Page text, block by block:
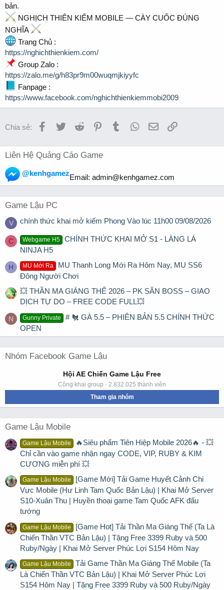
bản.
NGHỊCH THIÊN KIẾM MOBILE — CÀY CUỐC ĐÚNG
NGHĨA
Trang Chủ :
https://nghichthienkiem.com/
Group Zalo :
https://zalo.me/g/h83pr9m00wuqmjkiyyfc
Fanpage :
https://www.facebook.com/nghichthienkiemmobi2009
Chia sẻ: Facebook
TwitterReddit PinterestTumblrWhatsApp
EmailLink
Liên Hệ Quảng Cáo Game
@kenhgamezEmail: admin@kenhgamez.com
Game Lậu PC
V chính thức khai mở kiếm Phong Vào lúc 11h00 09/08/2026
C Webgame H5
CHÍNH THỨC KHAI MỞ S1 - LÀNG LÁ
NINJA H5
H MU Mới Ra
MU Thanh Long Mới Ra Hôm Nay, MU SS6
Đông Người Chơi
💥 THẦN MA GIÁNG THẾ 2026 – PK SĂN BOSS – GIAO
DỊCH TỰ DO – FREE CODE FULL💥
N Gunny Private
# 🐔 GÀ 5.5 – PHIÊN BẢN 5.5 CHÍNH THỨC
OPEN
Nhóm Facebook Game Lậu
Hội AE Chiến Game Lậu Free
Công khai group · 2.832.025 thành viên
Tham gia nhóm
Game Lậu Mobile
Game Lậu Mobile
🔥Siêu phẩm Tiên Hiệp Mobile 2026🔥 - 💥
Chỉ cần vào game nhận ngay CODE, VIP, RUBY & KIM
CƯƠNG miễn phí 💥
Game Lậu Mobile
[Game Mới] Tải Game Huyết Cảnh Chi
Vực Mobile (Hư Linh Tam Quốc Bản Lậu) | Khai Mở Server
S10-Xuân Thu | Huyền thoại game Tam Quốc AFK đấu
tướng
Game Lậu Mobile
[Game Hot] Tải Thần Ma Giáng Thế (Ta Là
Chiến Thần VTC Bản Lậu) | Tặng Free 3399 Ruby và 500
Ruby/Ngày | Khai Mở Server Phúc Lợi S154 Hôm Nay
Game Lậu Mobile
Tải Game Thần Ma Giáng Thế Mobile (Ta
Là Chiến Thần VTC Bản Lậu) | Khai Mở Server Phúc Lợi
S154 Hôm Nay | Tặng Free 3399 Ruby và 500 Ruby/Ngày